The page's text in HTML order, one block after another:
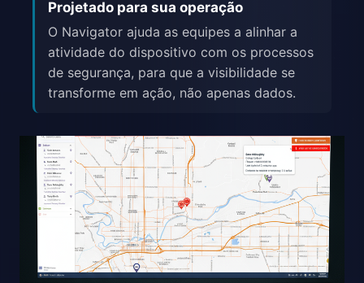
Projetado para sua operação
O Navigator ajuda as equipes a alinhar a
atividade do dispositivo com os processos
de segurança, para que a visibilidade se
transforme em ação, não apenas dados.